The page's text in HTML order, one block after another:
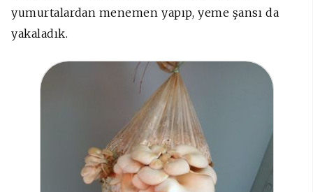
yumurtalardan menemen yapıp, yeme şansı da
yakaladık.